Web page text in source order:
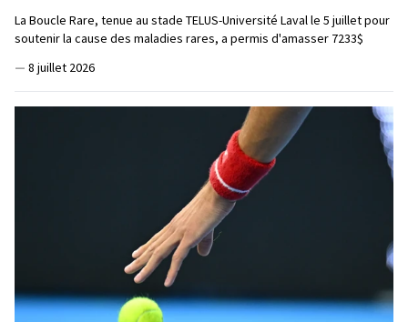
La Boucle Rare, tenue au stade TELUS-Université Laval le 5 juillet pour
soutenir la cause des maladies rares, a permis d'amasser 7233$
— 8 juillet 2026